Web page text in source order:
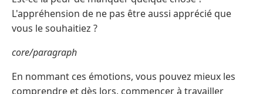
L'appréhension de ne pas être aussi apprécié que
vous le souhaitiez ?
core/paragraph
En nommant ces émotions, vous pouvez mieux les
comprendre et dès lors, commencer à travailler